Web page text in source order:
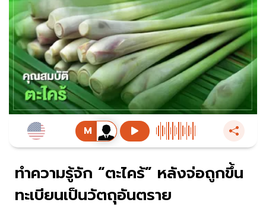
ทำความรู้จัก “ตะไคร้” หลังจ่อถูกขึ้น
ทะเบียนเป็นวัตถุอันตราย